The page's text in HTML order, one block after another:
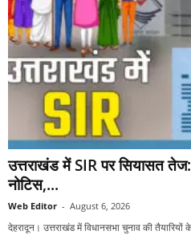
उत्तराखंड में SIR पर सियासत
नोटिस,...
Web Editor - August 6, 2026
देहरादून। उत्तराखंड में विधानसभा चुनाव की